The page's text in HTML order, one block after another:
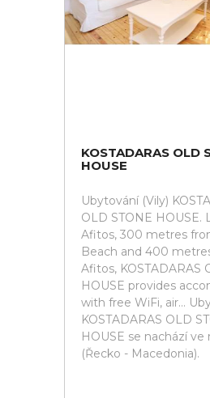
KOSTADARAS OLD
HOUSE
Ubytování (Vily)
OLD STONE HOUSE.
Afitos, 300 metres
Beach and 400
Afitos, KOSTADARAS
HOUSE provides
with free WiFi, air...
KOSTADARAS OLD
HOUSE se nachází
(Řecko - Macedonia).